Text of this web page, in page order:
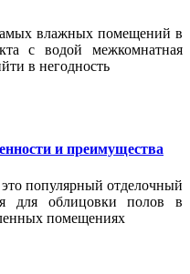
влажных помещений в
с водой межкомнатная
в негодность
и преимущества
популярный отделочный
для облицовки полов в
помещениях